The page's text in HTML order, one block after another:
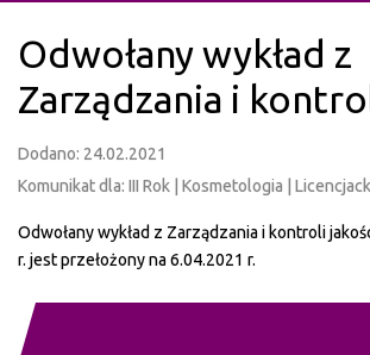
Odwołany wykład z
Zarządzania i
Dodano: 24.02.2021
Komunikat dla: III Rok | Kosmetologia |
Odwołany wykład z Zarządzania i kontroli
r. jest przełożony na 6.04.2021 r.